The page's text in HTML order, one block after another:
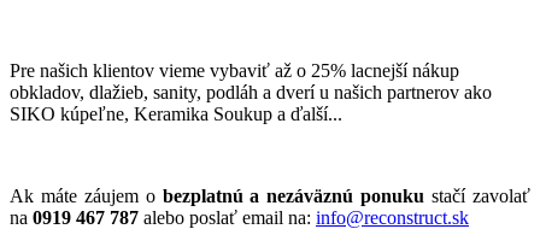
Pre našich klientov vieme vybaviť až o 25% lacnejší nákup
obkladov, dlažieb, sanity, podláh a dverí u našich partnerov ako
SIKO kúpeľne, Keramika Soukup a ďalší...
Ak máte záujem o bezplatnú a nezáväznú ponuku stačí zavolať
na 0919 467 787 alebo poslať email na: info@reconstruct.sk